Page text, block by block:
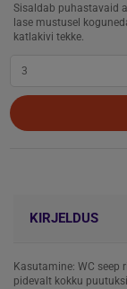
Sisaldab puhastavaid
lase mustusel
katlakivi tekke.
KIRJELDUS
Kasutamine: WC seep
pidevalt kokku